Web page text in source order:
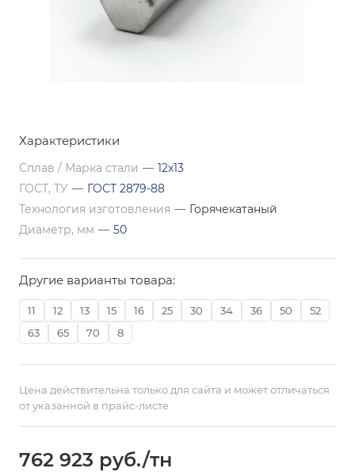
Характеристики
Сплав / Марка стали — 12х13
ГОСТ, ТУ — ГОСТ 2879-88
Технология изготовления — Горячекатаный
Диаметр, мм — 50
Другие варианты товара:
11 12 13 15 16 25 30 34 36 50
52
63
65 70 8
Цена действительна только для сайта и может отличаться
от указанной в прайс-листе
762 923 руб./тн